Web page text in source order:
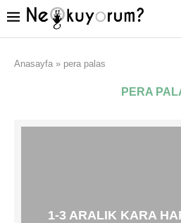
Anasayfa » pera palas
PERA
1-3 ARALIK KARA